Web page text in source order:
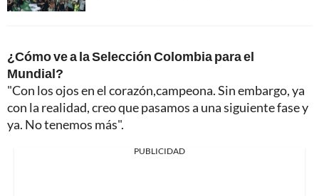
¿Cómo ve a la Selección Colombia para el
Mundial?
"Con los ojos en el corazón,campeona. Sin embargo, ya
con la realidad, creo que pasamos a una siguiente fase y
ya. No tenemos más".
PUBLICIDAD